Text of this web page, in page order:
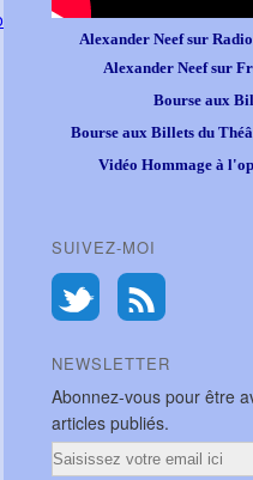
Alexander Neef sur
Alexander Neef sur
Bourse aux
Bourse aux Billets du
Vidéo Hommage à
SUIVEZ-MOI
NEWSLETTER
Abonnez-vous pour être
articles publiés.
Email